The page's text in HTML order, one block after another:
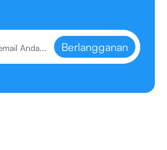
Berlangganan